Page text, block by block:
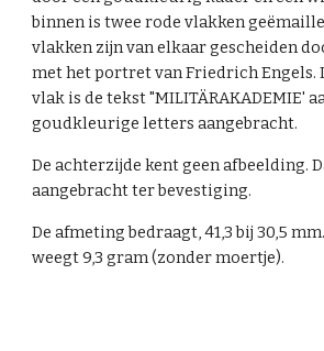
binnen is twee rode vlakken
vlakken zijn van elkaar gescheiden
met het portret van Friedrich Engels.
vlak is de tekst "MILITÄRAKADEMIE'
goudkleurige letters aangebracht.
De achterzijde kent geen afbeelding.
aangebracht ter bevestiging.
De afmeting bedraagt, 41,3 bij 30,5
weegt 9,3 gram (zonder moertje).